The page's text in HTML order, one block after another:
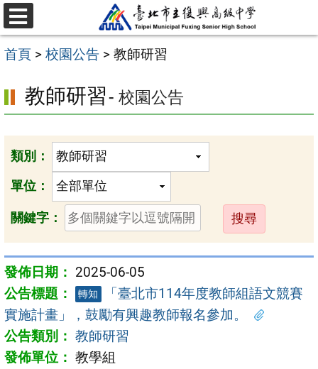
跳
至
主
內
容
區
選
單
首頁 > 校園公告 > 教師研習
教師研習- 校園公告
類別：
單位：
關鍵字：
送
出
2025-06-05
轉知
「臺北市114年度教師組語文競賽
實施計畫」，鼓勵有興趣教師報名參加。
教師研習
教學組